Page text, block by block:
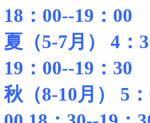
18：00--19：00
夏（5-7月） 4：
19：00--19：30
秋（8-10月） 5